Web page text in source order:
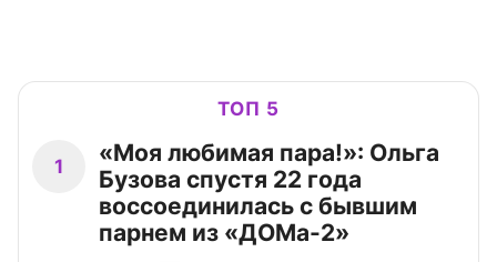
ТОП 5
1
«Моя любимая пара!»: Ольга
Бузова спустя 22 года
воссоединилась с бывшим
парнем из «ДОМа-2»